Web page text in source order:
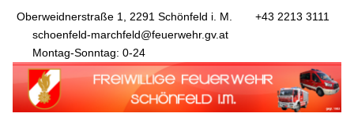
Oberweidnerstraße 1, 2291 Schönfeld i. M.
+43 2213 3111
schoenfeld-marchfeld@feuerwehr.gv.at
Montag-Sonntag: 0-24